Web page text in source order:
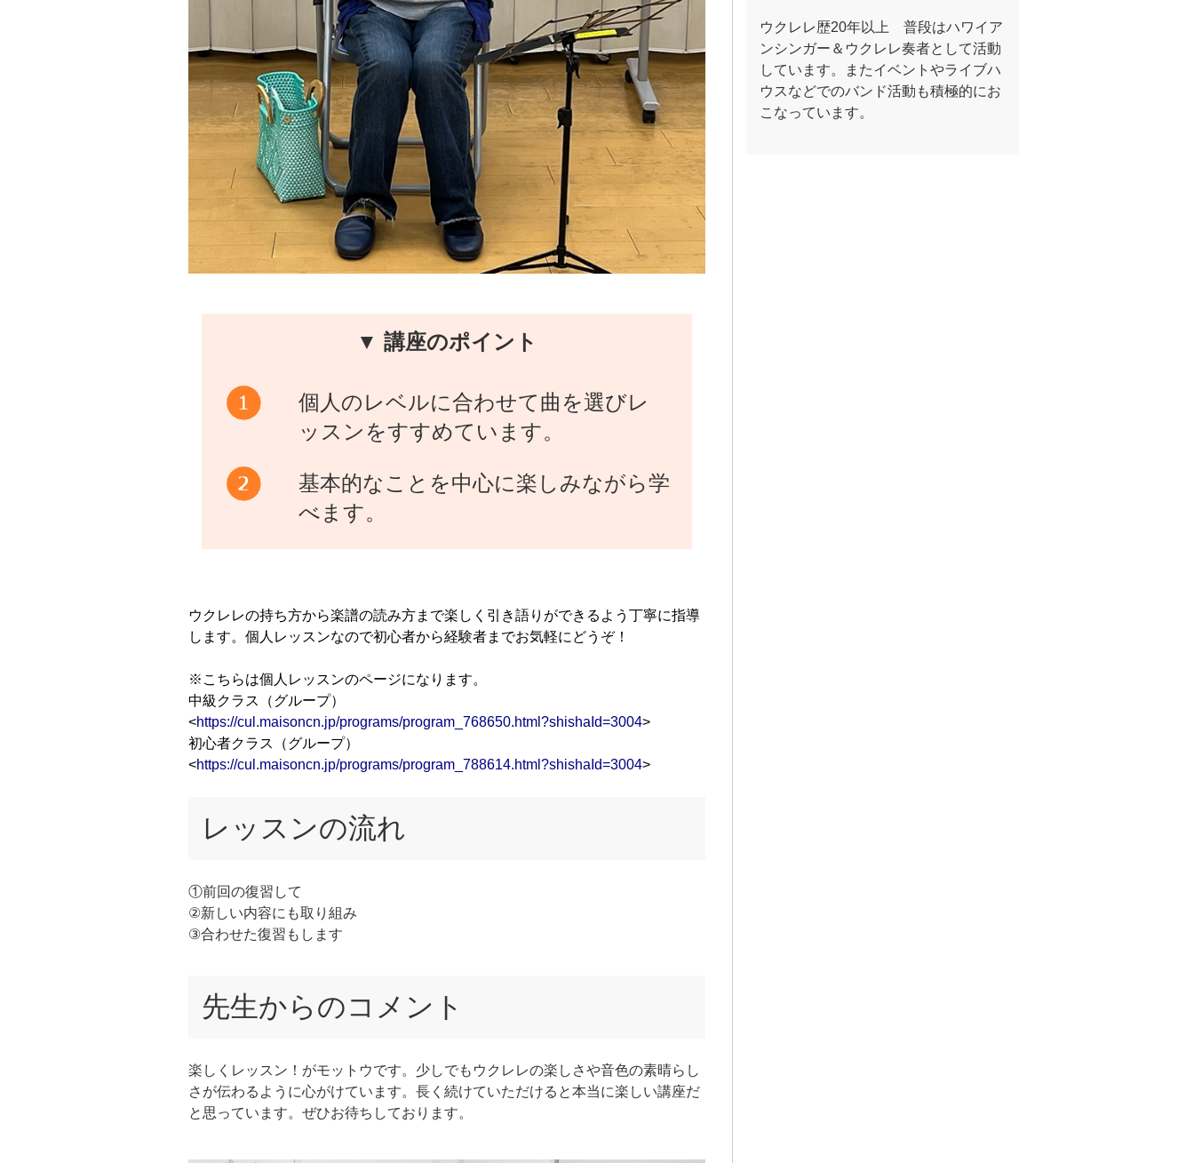
▼ 講座のポイント
個人のレベルに合わせて曲を選びレ
ッスンをすすめています。
基本的なことを中心に楽しみながら学
べます。
ウクレレの持ち方から楽譜の読み方まで楽しく引き語りができるよう丁寧に指導
します。個人レッスンなので初心者から経験者までお気軽にどうぞ！
※こちらは個人レッスンのページになります。
中級クラス（グループ）
<https://cul.maisoncn.jp/programs/program_768650.html?shishaId=3004>
初心者クラス（グループ）
<https://cul.maisoncn.jp/programs/program_788614.html?shishaId=3004>
レッスンの流れ
①前回の復習して
②新しい内容にも取り組み
③合わせた復習もします
先生からのコメント
楽しくレッスン！がモットウです。少しでもウクレレの楽しさや音色の素晴らし
さが伝わるように心がけています。長く続けていただけると本当に楽しい講座だ
と思っています。ぜひお待ちしております。
ウクレレ歴20年以上 普段はハワイア
ンシンガー＆ウクレレ奏者として活動
しています。またイベントやライブハ
ウスなどでのバンド活動も積極的にお
こなっています。